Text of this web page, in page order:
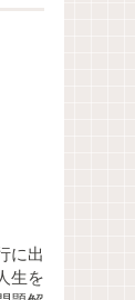
に出
生を